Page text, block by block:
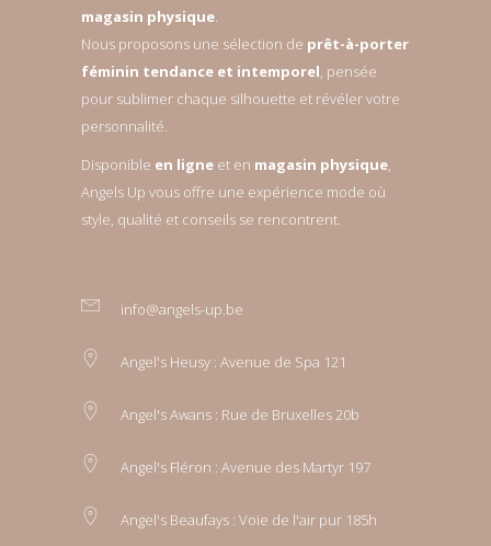
magasin physique.
Nous proposons une sélection de prêt-à-porter
féminin tendance et intemporel, pensée
pour sublimer chaque silhouette et révéler votre
personnalité.
Disponible en ligne et en magasin physique,
Angels Up vous offre une expérience mode où
style, qualité et conseils se rencontrent.
info@angels-up.be
Angel's Heusy : Avenue de Spa 121
Angel's Awans : Rue de Bruxelles 20b
Angel's Fléron : Avenue des Martyr 197
Angel's Beaufays : Voie de l'air pur 185h